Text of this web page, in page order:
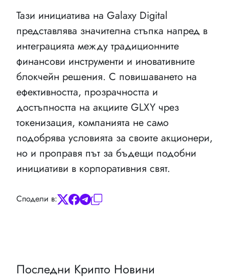
Тази инициатива на Galaxy Digital
представлява значителна стъпка напред в
интеграцията между традиционните
финансови инструменти и иновативните
блокчейн решения. С повишаването на
ефективността, прозрачността и
достъпността на акциите GLXY чрез
токенизация, компанията не само
подобрява условията за своите акционери,
но и проправя път за бъдещи подобни
инициативи в корпоративния свят.
Сподели в:
Последни Крипто Новини